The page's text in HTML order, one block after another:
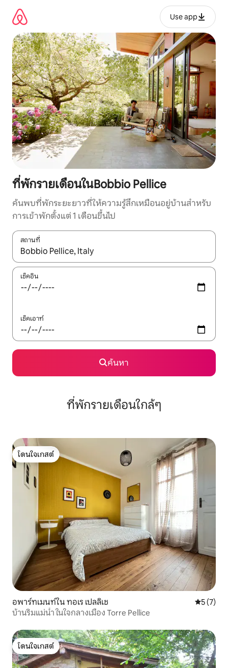
เนื้อหา
Use app
ที่พักรายเดือนในBobbio Pellice
ค้นพบที่พักระยะยาวที่ให้ความรู้สึกเหมือนอยู่บ้านสำหรับ
การเข้าพักตั้งแต่ 1 เดือนขึ้นไป
สถานที่
ใช้ลูกศรขึ้นลง หรือใช้การสัมผัสหรือปัด เพื่อสำรวจผลการค้นหา
เช็คอิน
เช็คเอาท์
ค้นหา
ที่พักรายเดือนใกล้ๆ
โดนใจเกสต์
โดนใจเกสต์
อพาร์ทเมนท์ใน ทอเร เปลลิเช คะแนนเฉ
5 (7)
บ้านริมแม่น้ำ ในใจกลางเมือง Torre Pellice
โดนใจเกสต์
โดนใจเกสต์